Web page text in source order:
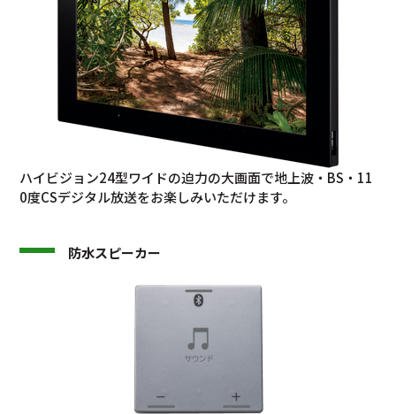
ハイビジョン24型ワイドの迫力の大画面で地上波・BS・11
0度CSデジタル放送をお楽しみいただけます。
防水スピーカー